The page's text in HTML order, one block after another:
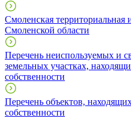
Смоленская территориальная
Смоленской области
Перечень неиспользуемых и
земельных участках,
собственности
Перечень объектов,
собственности